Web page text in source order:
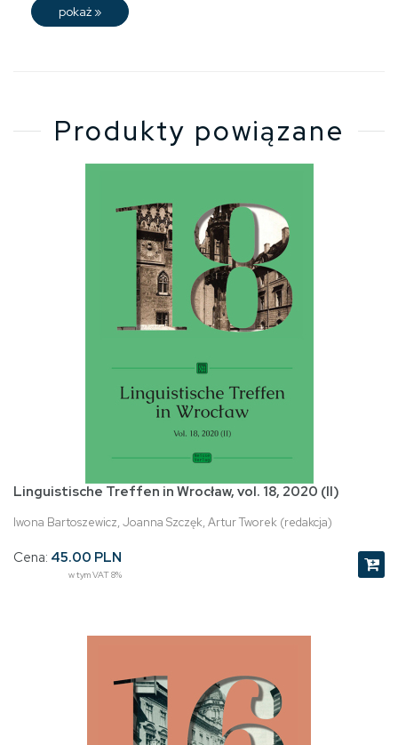
pokaż »
Produkty powiązane
Linguistische Treffen in Wrocław, vol. 18, 2020 (II)
Iwona Bartoszewicz, Joanna Szczęk, Artur Tworek (redakcja)
Cena: 45.00 PLN
w tym VAT 8%